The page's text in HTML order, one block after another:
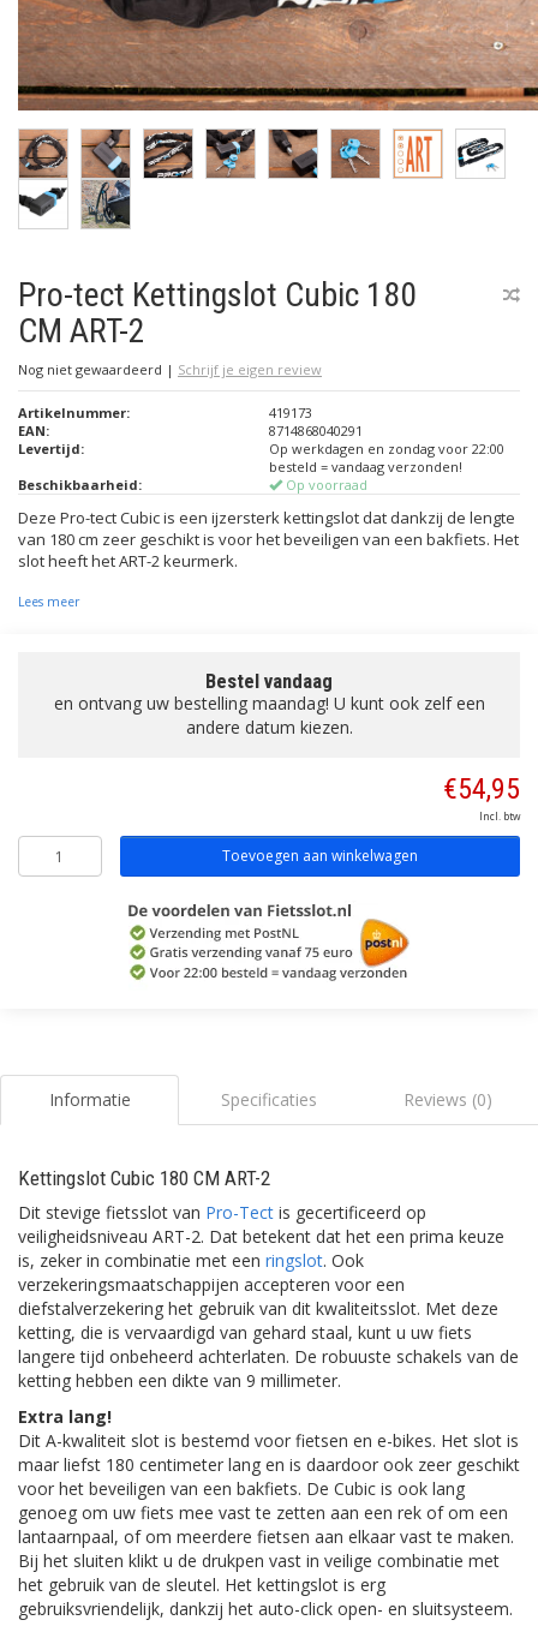
Pro-tect Kettingslot Cubic 180
CM ART-2
Nog niet gewaardeerd | Schrijf je eigen review
Artikelnummer:
419173
EAN:
8714868040291
Levertijd:
Op werkdagen en zondag voor 22:00
besteld = vandaag verzonden!
Beschikbaarheid:
Op voorraad
Deze Pro-tect Cubic is een ijzersterk kettingslot dat dankzij de lengte
van 180 cm zeer geschikt is voor het beveiligen van een bakfiets. Het
slot heeft het ART-2 keurmerk.
Lees meer
Bestel vandaag
en ontvang uw bestelling maandag! U kunt ook zelf een
andere datum kiezen.
€54,95
Incl. btw
Toevoegen aan winkelwagen
Informatie Specificaties Reviews (0)
Kettingslot Cubic 180 CM ART-2
Dit stevige fietsslot van Pro-Tect is gecertificeerd op
veiligheidsniveau ART-2. Dat betekent dat het een prima keuze
is, zeker in combinatie met een ringslot. Ook
verzekeringsmaatschappijen accepteren voor een
diefstalverzekering het gebruik van dit kwaliteitsslot. Met deze
ketting, die is vervaardigd van gehard staal, kunt u uw fiets
langere tijd onbeheerd achterlaten. De robuuste schakels van de
ketting hebben een dikte van 9 millimeter.
Extra lang!
Dit A-kwaliteit slot is bestemd voor fietsen en e-bikes. Het slot is
maar liefst 180 centimeter lang en is daardoor ook zeer geschikt
voor het beveiligen van een bakfiets. De Cubic is ook lang
genoeg om uw fiets mee vast te zetten aan een rek of om een
lantaarnpaal, of om meerdere fietsen aan elkaar vast te maken.
Bij het sluiten klikt u de drukpen vast in veilige combinatie met
het gebruik van de sleutel. Het kettingslot is erg
gebruiksvriendelijk, dankzij het auto-click open- en sluitsysteem.